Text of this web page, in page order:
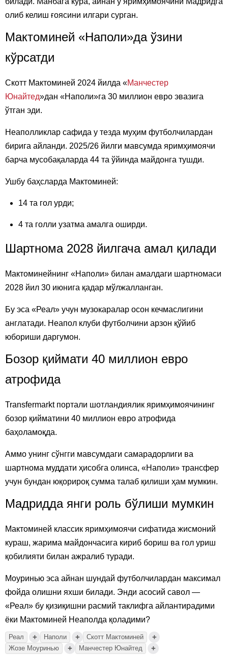
олиб келиш ғоясини илгари сурган.
Мактоминей «Наполи»да ўзини
кўрсатди
Скотт Мактоминей 2024 йилда «Манчестер
Юнайтед»дан «Наполи»га 30 миллион евро эвазига
ўтган эди.
Неаполликлар сафида у тезда муҳим футболчилардан
бирига айланди. 2025/26 йилги мавсумда яримҳимоячи
барча мусобақаларда 44 та ўйинда майдонга тушди.
Ушбу баҳсларда Мактоминей:
14 та гол урди;
4 та голли узатма амалга оширди.
Шартнома 2028 йилгача амал қилади
Мактоминейнинг «Наполи» билан амалдаги шартномаси
2028 йил 30 июнига қадар мўлжалланган.
Бу эса «Реал» учун музокаралар осон кечмаслигини
англатади. Неапол клуби футболчини арзон қўйиб
юбориши даргумон.
Бозор қиймати 40 миллион евро
атрофида
Transfermarkt портали шотландиялик яримҳимоячининг
бозор қийматини 40 миллион евро атрофида
баҳоламоқда.
Аммо унинг сўнгги мавсумдаги самарадорлиги ва
шартнома муддати ҳисобга олинса, «Наполи» трансфер
учун бундан юқорироқ сумма талаб қилиши ҳам мумкин.
Мадридда янги роль бўлиши мумкин
Мактоминей классик яримҳимоячи сифатида жисмоний
кураш, жарима майдончасига кириб бориш ва гол уриш
қобилияти билан ажралиб туради.
Моуринью эса айнан шундай футболчилардан максимал
фойда олишни яхши билади. Энди асосий савол —
«Реал» бу қизиқишни расмий таклифга айлантирадими
ёки Мактоминей Неаполда қоладими?
Реал + Наполи + Скотт Мактоминей +
Жозе Моуринью + Манчестер Юнайтед +